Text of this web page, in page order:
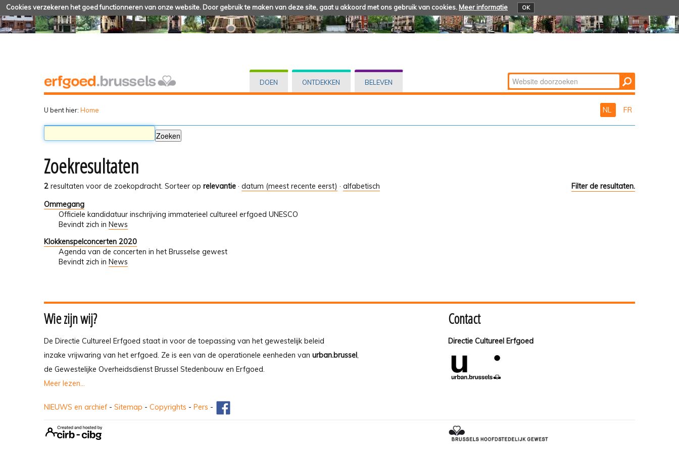
Cookies verzekeren het goed functionneren van onze website. Door gebruik te maken van deze site, gaat u akkoord met ons gebruik van cookies. Meer informatie OK
DOEN ONTDEKKEN BELEVEN Zoek
Geavanceerd
U bent hier: Home NL FR
Zoekresultaten
2 resultaten voor de zoekopdracht. Filter de resultaten.
Sorteer op relevantie · datum (meest recente eerst) · alfabetisch
Ommegang
Officiele kandidatuur inschrijving immaterieel cultureel erfgoed UNESCO
Bevindt zich in News
Klokkenspelconcerten 2020
Agenda van de concerten in het Brusselse gewest
Bevindt zich in News
Wie zijn wij?
De Directie Cultureel Erfgoed staat in voor de toepassing van het gewestelijk beleid
inzake vrijwaring van het erfgoed. Ze is een van de operationele eenheden van urban.brussel,
de Gewestelijke Overheidsdienst Brussel Stedenbouw en Erfgoed.
Meer lezen...
Contact
Directie Cultureel Erfgoed
NIEUWS en archief - Sitemap - Copyrights - Pers -